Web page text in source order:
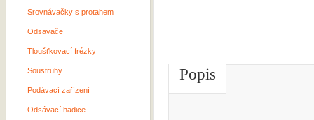
Srovnávačky s protahem
Odsavače
Tloušťkovací frézky
Soustruhy
Podávací zařízení
Odsávací hadice
Popis